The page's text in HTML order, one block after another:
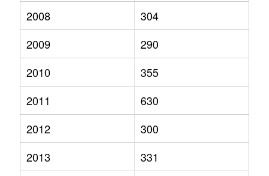
2008
304
2009
290
2010
355
2011
630
2012
300
2013
331